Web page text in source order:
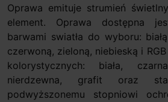
Oprawa emituje strumień
element. Oprawa dostępna
barwami swiatła do wyboru:
czerwoną, zieloną, niebieską i
kolorystycznych: biała,
nierdzewna, grafit oraz
podwyższonemu stopniowi